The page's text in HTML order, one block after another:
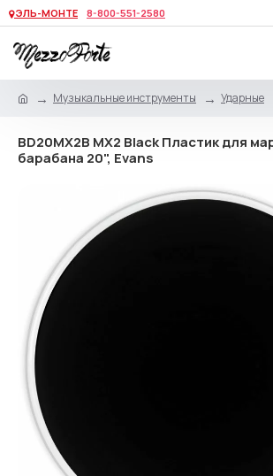
ЭЛЬ-МОНТЕ 8-800-551-2580
Музыкальные инструменты Ударные
BD20MX2B MX2 Black Пластик для
барабана 20", Evans